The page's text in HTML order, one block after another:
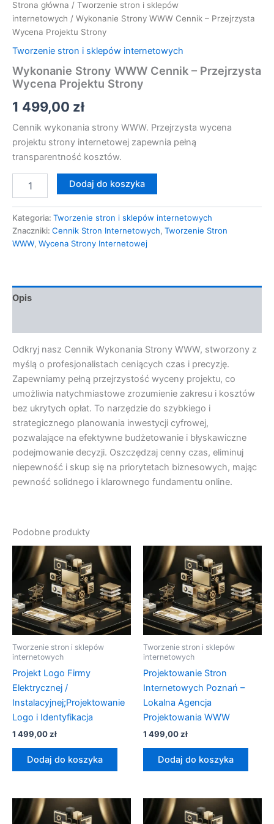
Strona główna / Tworzenie stron i sklepów
internetowych / Wykonanie Strony WWW Cennik – Przejrzysta
Wycena Projektu Strony
Tworzenie stron i sklepów internetowych
Wykonanie Strony WWW Cennik – Przejrzysta
Wycena Projektu Strony
1 499,00 zł
Cennik wykonania strony WWW. Przejrzysta wycena
projektu strony internetowej zapewnia pełną
transparentność kosztów.
Dodaj do koszyka
Kategoria: Tworzenie stron i sklepów internetowych
Znaczniki: Cennik Stron Internetowych, Tworzenie Stron
WWW, Wycena Strony Internetowej
Opis
Odkryj nasz Cennik Wykonania Strony WWW, stworzony z
myślą o profesjonalistach ceniących czas i precyzję.
Zapewniamy pełną przejrzystość wyceny projektu, co
umożliwia natychmiastowe zrozumienie zakresu i kosztów
bez ukrytych opłat. To narzędzie do szybkiego i
strategicznego planowania inwestycji cyfrowej,
pozwalające na efektywne budżetowanie i błyskawiczne
podejmowanie decyzji. Oszczędzaj cenny czas, eliminuj
niepewność i skup się na priorytetach biznesowych, mając
pewność solidnego i klarownego fundamentu online.
Podobne produkty
Tworzenie stron i sklepów
internetowych
Projekt Logo Firmy
Elektrycznej /
Instalacyjnej;Projektowanie
Logo i Identyfikacja
1 499,00zł
Dodaj do koszyka
Tworzenie stron i sklepów
internetowych
Projektowanie Stron
Internetowych Poznań –
Lokalna Agencja
Projektowania WWW
1 499,00zł
Dodaj do koszyka